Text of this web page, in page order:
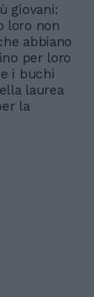
giovani:
loro non
abbiano
per loro
i buchi
laurea
la